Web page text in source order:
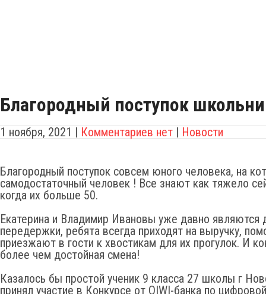
Благородный поступок
1 ноября, 2021 | Комментариев нет | Новости
Благородный поступок совсем юного человека, на
самодостаточный человек ! Все знают как тяжело
когда их больше 50.
Екатерина и Владимир Ивановы уже давно
передержки, ребята всегда приходят на выручку,
приезжают в гости к хвостикам для их прогулок. И
более чем достойная смена!
Казалось бы простой ученик 9 класса 27 школы г
принял участие в Конкурсе от QIWI-банка по